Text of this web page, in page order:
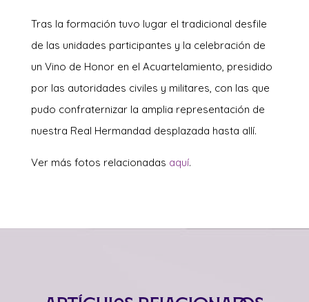
Tras la formación tuvo lugar el tradicional desfile
de las unidades participantes y la celebración de
un Vino de Honor en el Acuartelamiento, presidido
por las autoridades civiles y militares, con las que
pudo confraternizar la amplia representación de
nuestra Real Hermandad desplazada hasta allí.
Ver más fotos relacionadas aquí.